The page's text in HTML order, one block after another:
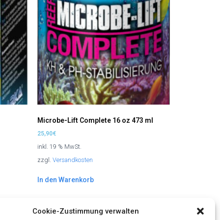
Cookie-Zustimmung verwalten
Microbe-Lift Complete 16 oz 473 ml
25,90€
inkl. 19 % MwSt.
zzgl. Versandkosten
In den Warenkorb